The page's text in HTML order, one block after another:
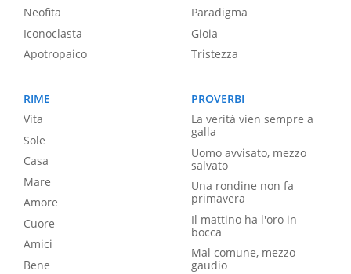
Neofita
Iconoclasta
Apotropaico
Paradigma
Gioia
Tristezza
RIME
Vita
Sole
Casa
Mare
Amore
Cuore
Amici
Bene
PROVERBI
La verità vien sempre a
galla
Uomo avvisato, mezzo
salvato
Una rondine non fa
primavera
Il mattino ha l'oro in
bocca
Mal comune, mezzo
gaudio